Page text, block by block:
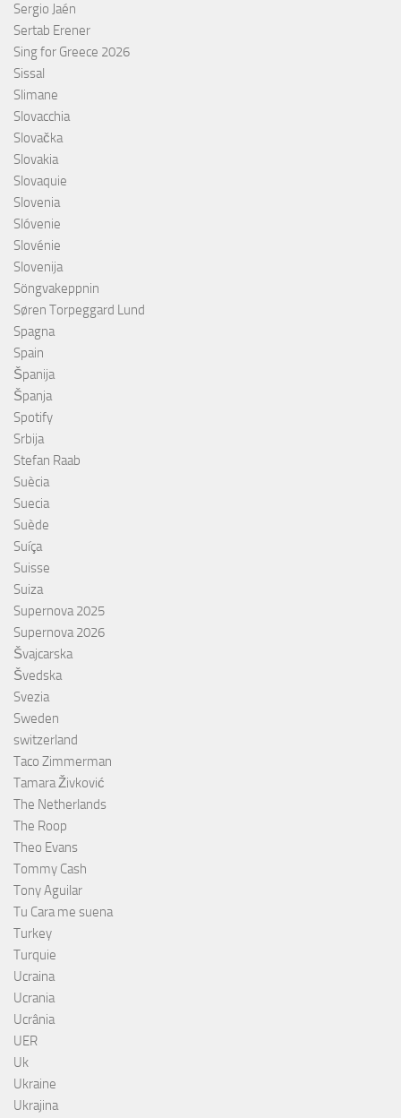
Sergio Jaén
Sertab Erener
Sing for Greece 2026
Sissal
Slimane
Slovacchia
Slovačka
Slovakia
Slovaquie
Slovenia
Slóvenie
Slovénie
Slovenija
Söngvakeppnin
Søren Torpeggard Lund
Spagna
Spain
Španija
Španja
Spotify
Srbija
Stefan Raab
Suècia
Suecia
Suède
Suíça
Suisse
Suiza
Supernova 2025
Supernova 2026
Švajcarska
Švedska
Svezia
Sweden
switzerland
Taco Zimmerman
Tamara Živković
The Netherlands
The Roop
Theo Evans
Tommy Cash
Tony Aguilar
Tu Cara me suena
Turkey
Turquie
Ucraina
Ucrania
Ucrânia
UER
Uk
Ukraine
Ukrajina